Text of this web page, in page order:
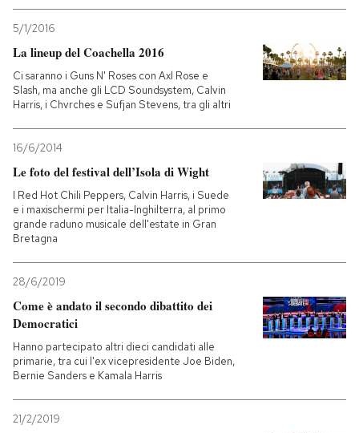
CALENDARIO
AREA PERSONALE
Entra
5/1/2016
La lineup del Coachella 2016
Ci saranno i Guns N' Roses con Axl Rose e
Slash, ma anche gli LCD Soundsystem, Calvin
Harris, i Chvrches e Sufjan Stevens, tra gli altri
16/6/2014
Le foto del festival dell’Isola di Wight
I Red Hot Chili Peppers, Calvin Harris, i Suede
e i maxischermi per Italia-Inghilterra, al primo
grande raduno musicale dell'estate in Gran
Bretagna
28/6/2019
Come è andato il secondo dibattito dei
Democratici
Hanno partecipato altri dieci candidati alle
primarie, tra cui l'ex vicepresidente Joe Biden,
Bernie Sanders e Kamala Harris
21/2/2019